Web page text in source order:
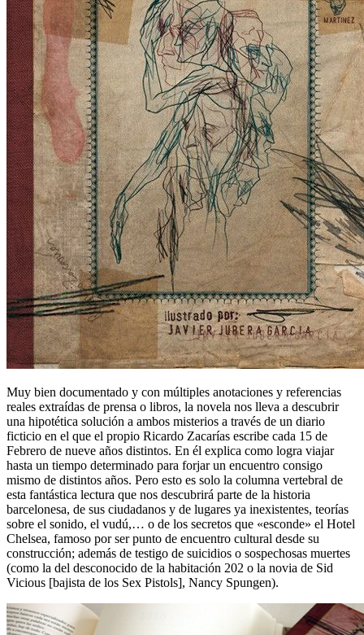
Muy bien documentado y con múltiples anotaciones y referencias
reales extraídas de prensa o libros, la novela nos lleva a descubrir
una hipotética solución a ambos misterios a través de un diario
ficticio en el que el propio Ricardo Zacarías escribe cada 15 de
Febrero de nueve años distintos. En él explica como logra viajar
hasta un tiempo determinado para forjar un encuentro consigo
mismo de distintos años. Pero esto es solo la columna vertebral de
esta fantástica lectura que nos descubrirá parte de la historia
barcelonesa, de sus ciudadanos y de lugares ya inexistentes, teorías
sobre el sonido, el vudú,… o de los secretos que «esconde» el Hotel
Chelsea, famoso por ser punto de encuentro cultural desde su
construcción; además de testigo de suicidios o sospechosas muertes
(como la del desconocido de la habitación 202 o la novia de Sid
Vicious [bajista de los Sex Pistols], Nancy Spungen).